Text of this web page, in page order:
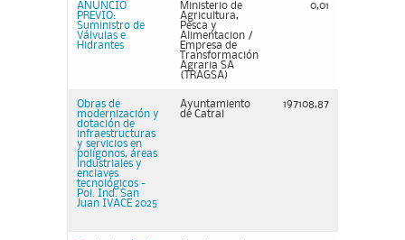
ANUNCIO
PREVIO:
Suministro de
Válvulas e
Hidrantes
Ministerio de
Agricultura,
Pesca y
Alimentacion /
Empresa de
Transformación
Agraria SA
(TRAGSA)
0,01
Obras de
modernización y
dotación de
infraestructuras
y servicios en
polígonos, áreas
industriales y
enclaves
tecnológicos -
Pol. Ind. San
Juan IVACE 2025
Ayuntamiento
de Catral
197108,87